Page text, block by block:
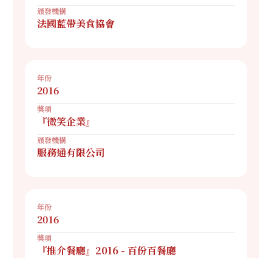
頒發機構
法國藍帶美食協會
年份
2016
獎項
『微笑企業』
頒發機構
服務通有限公司
年份
2016
獎項
『推介餐廳』2016 - 百份百餐廳